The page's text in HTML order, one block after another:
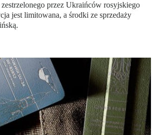
przez Ukraińców rosyjskiego
jest limitowana, a środki ze sprzedaży